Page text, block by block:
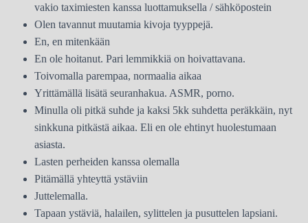
vakio taximiesten kanssa luottamuksella / sähköpostein
Olen tavannut muutamia kivoja tyyppejä.
En, en mitenkään
En ole hoitanut. Pari lemmikkiä on hoivattavana.
Toivomalla parempaa, normaalia aikaa
Yrittämällä lisätä seuranhakua. ASMR, porno.
Minulla oli pitkä suhde ja kaksi 5kk suhdetta peräkkäin, nyt
sinkkuna pitkästä aikaa. Eli en ole ehtinyt huolestumaan
asiasta.
Lasten perheiden kanssa olemalla
Pitämällä yhteyttä ystäviin
Juttelemalla.
Tapaan ystäviä, halailen, sylittelen ja pusuttelen lapsiani.